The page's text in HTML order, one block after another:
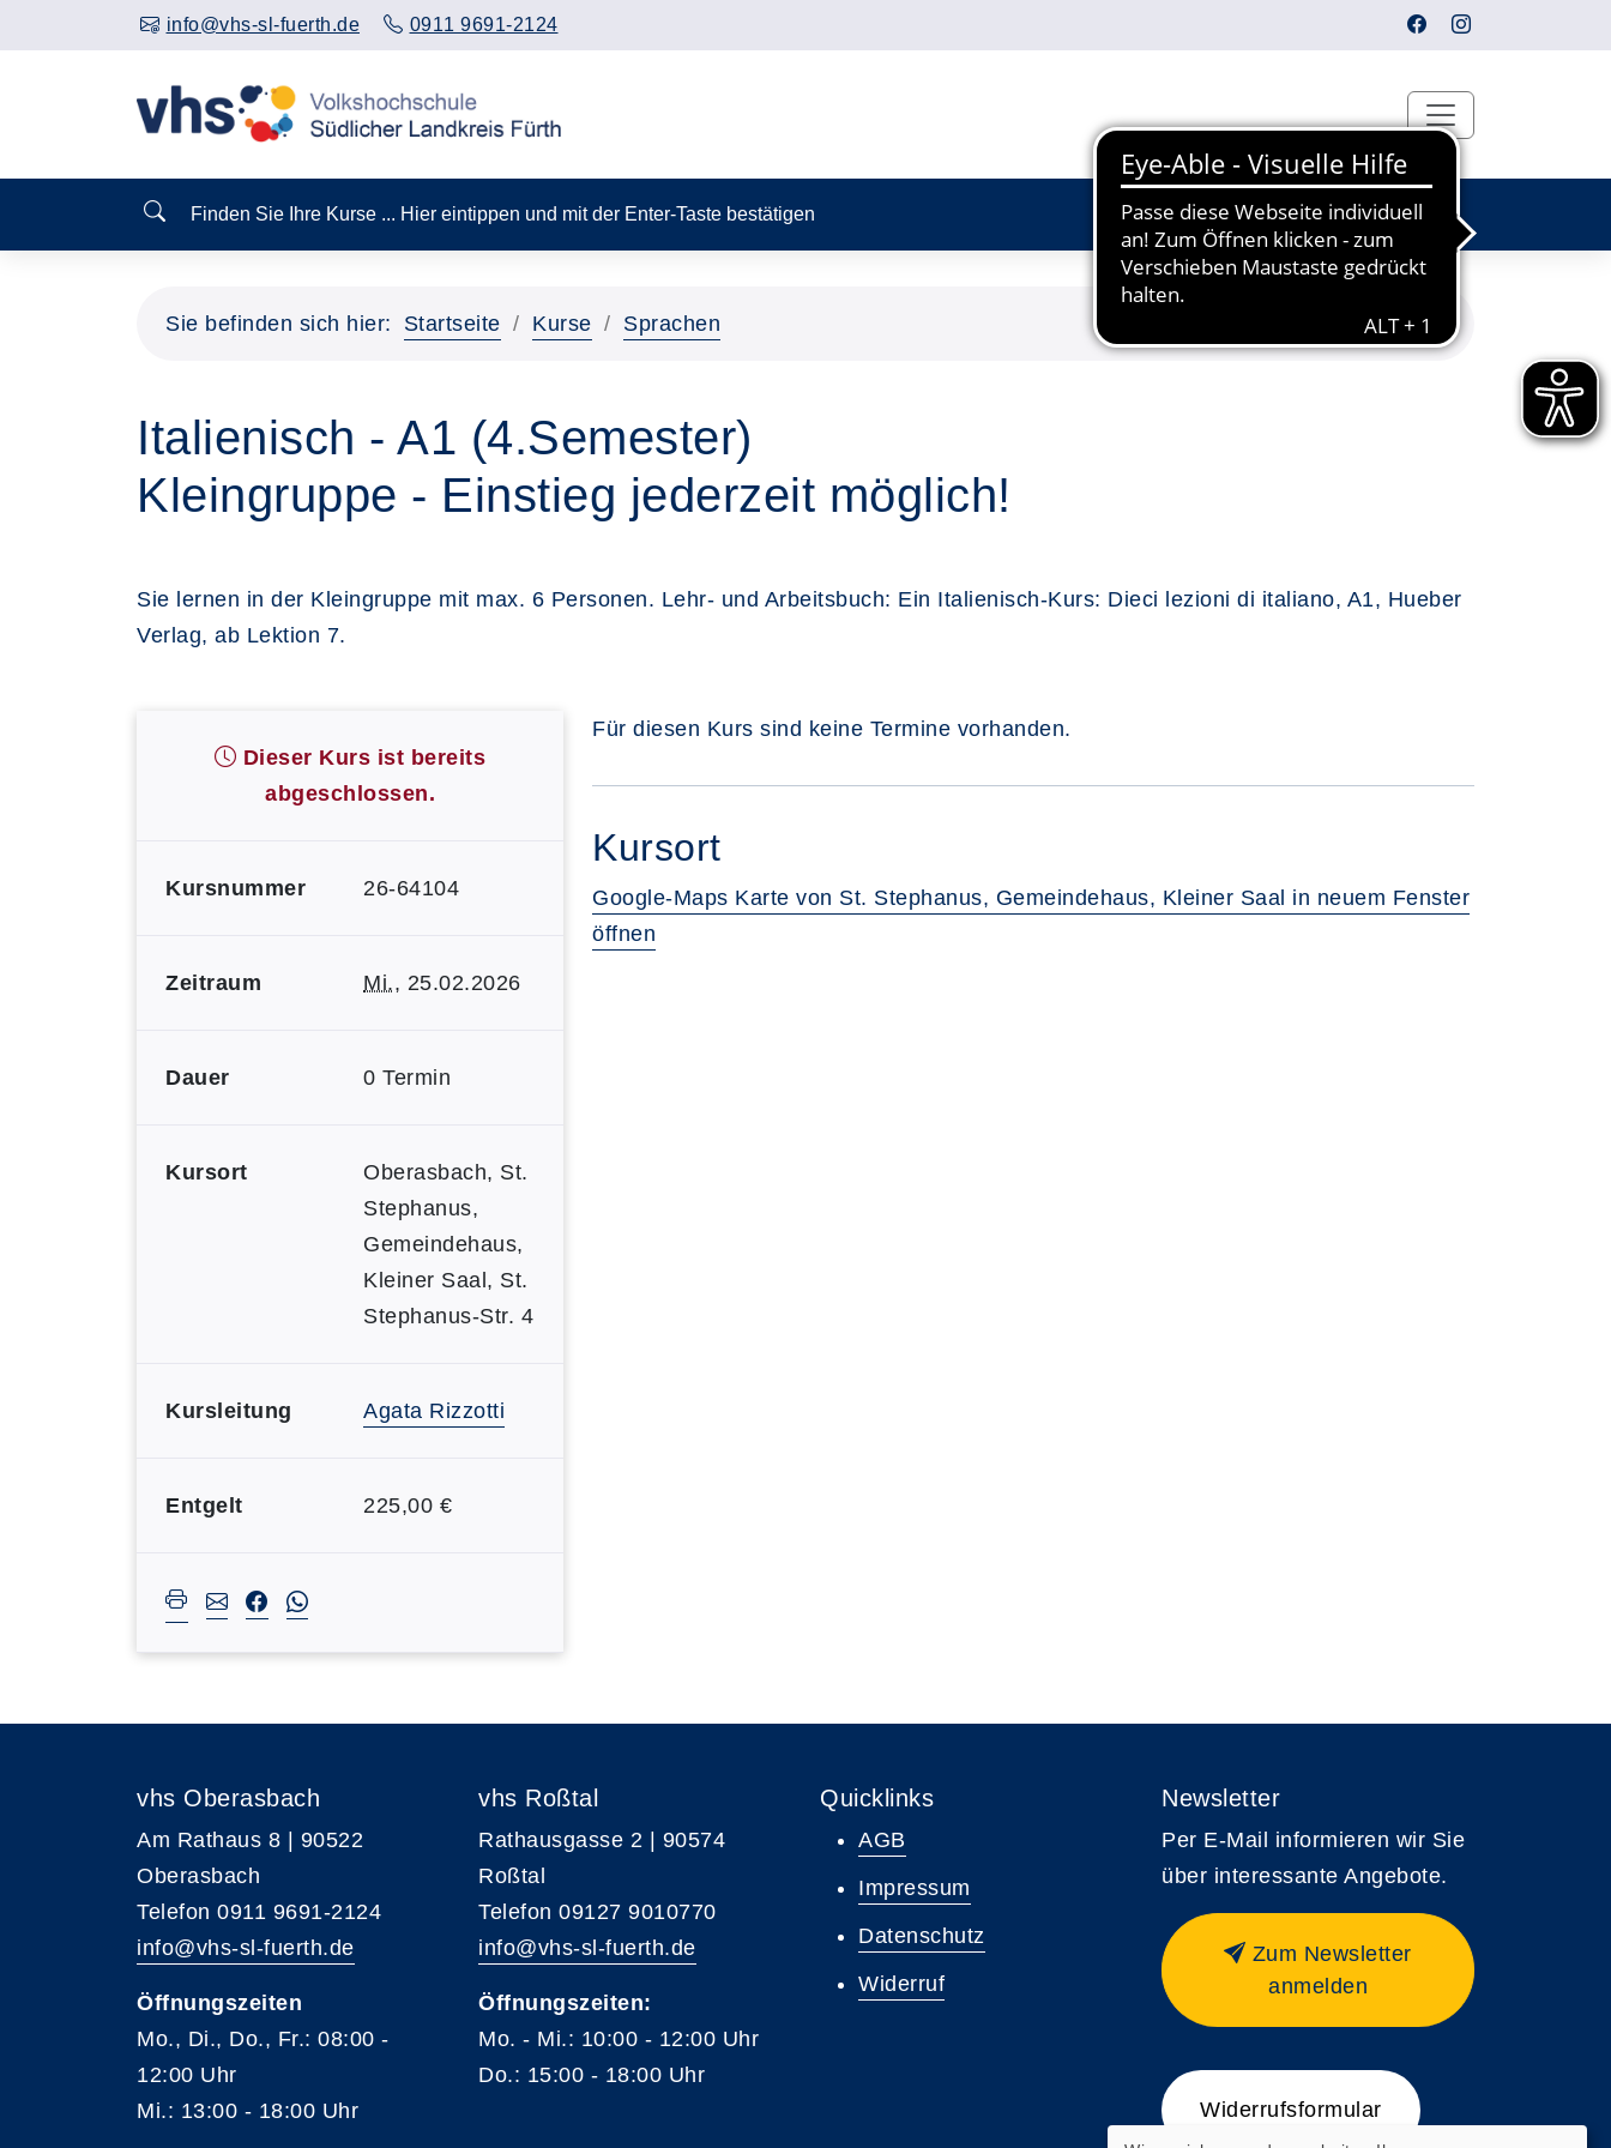
info@vhs-sl-fuerth.de 0911 9691-2124
Finden Sie Ihre Kurse ... Hier eintippen und mit der Enter-Taste bestätigen
Sie befinden sich hier: Startseite Kurse Sprachen
Italienisch - A1 (4.Semester)
Kleingruppe - Einstieg jederzeit möglich!
Sie lernen in der Kleingruppe mit max. 6 Personen. Lehr- und Arbeitsbuch: Ein Italienisch-Kurs: Dieci lezioni di italiano, A1, Hueber
Verlag, ab Lektion 7.
Dieser Kurs ist bereits
abgeschlossen.
Kursnummer 26-64104
Zeitraum Mi., 25.02.2026
Dauer 0 Termin
Kursort
Oberasbach, St.
Stephanus,
Gemeindehaus,
Kleiner Saal, St.
Stephanus-Str. 4
Kursleitung Agata Rizzotti
Entgelt 225,00 €
Für diesen Kurs sind keine Termine vorhanden.
Kursort
Google-Maps Karte von St. Stephanus, Gemeindehaus, Kleiner Saal in neuem Fenster
öffnen
vhs Oberasbach
Am Rathaus 8 | 90522
Oberasbach
Telefon 0911 9691-2124
info@vhs-sl-fuerth.de
Öffnungszeiten
Mo., Di., Do., Fr.: 08:00 -
12:00 Uhr
Mi.: 13:00 - 18:00 Uhr
vhs Roßtal
Rathausgasse 2 | 90574
Roßtal
Telefon 09127 9010770
info@vhs-sl-fuerth.de
Öffnungszeiten:
Mo. - Mi.: 10:00 - 12:00 Uhr
Do.: 15:00 - 18:00 Uhr
Quicklinks
AGB
Impressum
Datenschutz
Widerruf
Newsletter
Per E-Mail informieren wir Sie
über interessante Angebote.
Zum Newsletter
anmelden
Widerrufsformular